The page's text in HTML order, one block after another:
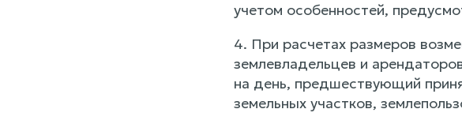
учетом особенностей,
4. При расчетах размеров
землевладельцев и
на день, предшествующий
земельных участков,